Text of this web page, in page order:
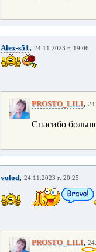
Alex-s51, 24.11.2023 г. 19:06
PROSTO_LILI,
Спасибо
volod, 24.11.2023 г. 20:25
PROSTO_LILI,